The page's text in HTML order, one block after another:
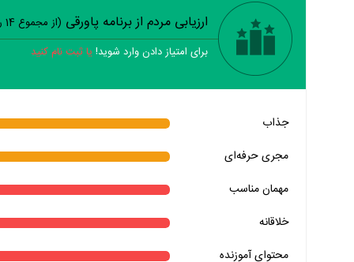
خیر تقریبا بله
خیر بله
خیر بله
خیر تقریبا بله
ارزیابی مردم از برنامه پاورقی (از مجموع 14
برای امتیاز دادن وارد شوید! یا ثبت نام کنید
جذاب
مجری حرفه‌ای
مهمان‌ مناسب
خلاقانه
محتوای آموزنده